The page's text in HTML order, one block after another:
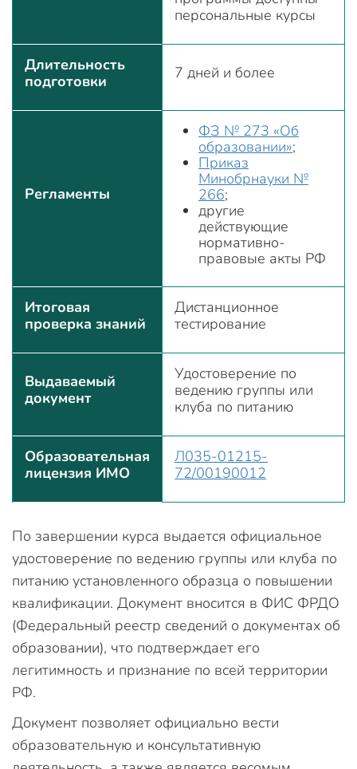
персональные курсы
Длительность
подготовки
7 дней и более
Регламенты
ФЗ № 273 «Об
образовании»;
Приказ
Минобрнауки №
266;
другие
действующие
нормативно-
правовые акты РФ
Итоговая
проверка знаний
Дистанционное
тестирование
Выдаваемый
документ
Удостоверение по
ведению группы или
клуба по питанию
Образовательная
лицензия ИМО
Л035-01215-
72/00190012
По завершении курса выдается официальное
удостоверение по ведению группы или клуба по
питанию установленного образца о повышении
квалификации. Документ вносится в ФИС ФРДО
(Федеральный реестр сведений о документах об
образовании), что подтверждает его
легитимность и признание по всей территории
РФ.
Документ позволяет официально вести
образовательную и консультативную